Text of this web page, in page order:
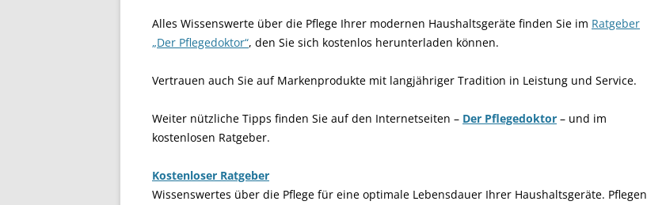
Alles Wissenswerte über die Pflege Ihrer modernen Haushaltsgeräte finden Sie im Ratgeber
„Der Pflegedoktor“, den Sie sich kostenlos herunterladen können.
Vertrauen auch Sie auf Markenprodukte mit langjähriger Tradition in Leistung und Service.
Weiter nützliche Tipps finden Sie auf den Internetseiten – Der Pflegedoktor – und im
kostenlosen Ratgeber.
Kostenloser Ratgeber
Wissenswertes über die Pflege für eine optimale Lebensdauer Ihrer Haushaltsgeräte. Pflegen